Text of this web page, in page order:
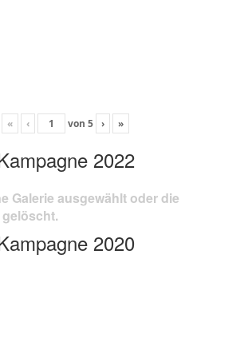
« ‹ von 5 › »
2022
Galerie ausgewählt oder die
2020